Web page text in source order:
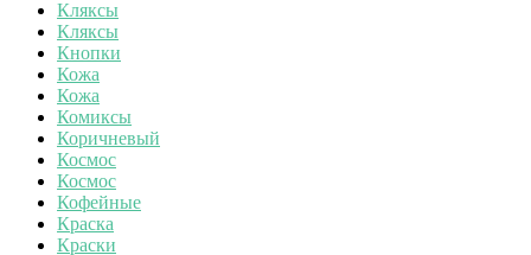
Кляксы
Кляксы
Кнопки
Кожа
Кожа
Комиксы
Коричневый
Космос
Космос
Кофейные
Краска
Краски